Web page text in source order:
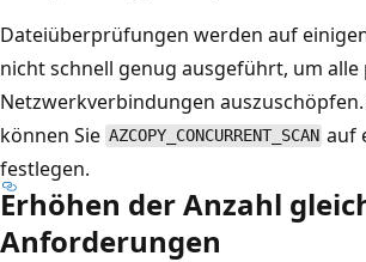
Dateiüberprüfungen werden auf
nicht schnell genug ausgeführt, um alle
Netzwerkverbindungen auszuschöpfen.
können Sie AZCOPY_CONCURRENT_SCAN auf
festlegen.
Erhöhen der Anzahl
Anforderungen